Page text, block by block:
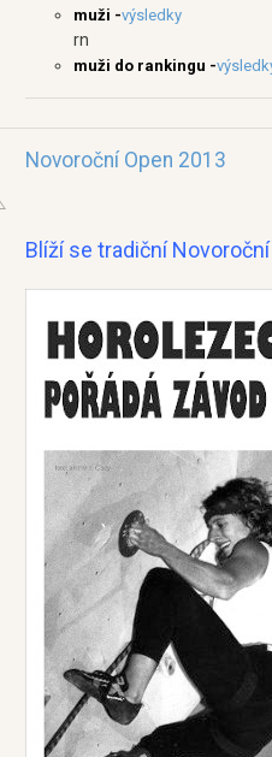
muži -výsledky
rn
muži do rankingu -
Novoroční Open 2013
Blíží se tradiční